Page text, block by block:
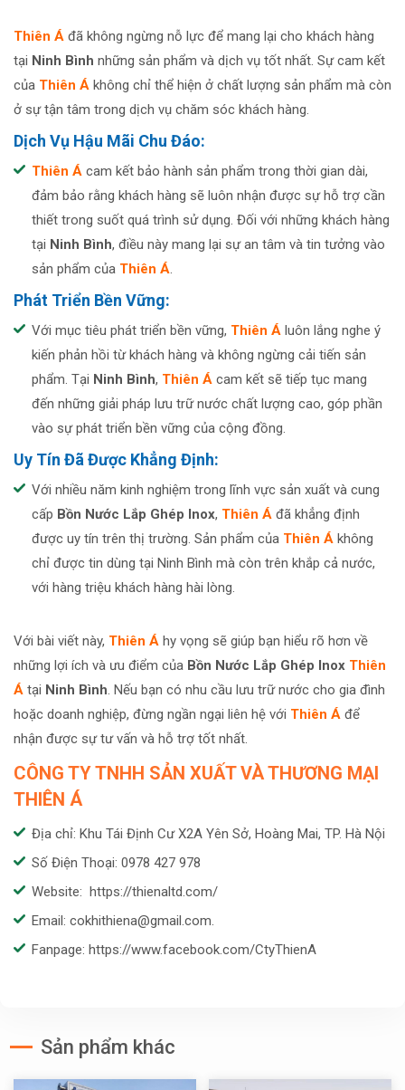
Thiên Á đã không ngừng nỗ lực để mang lại cho khách hàng
tại Ninh Bình những sản phẩm và dịch vụ tốt nhất. Sự cam kết
của Thiên Á không chỉ thể hiện ở chất lượng sản phẩm mà còn
ở sự tận tâm trong dịch vụ chăm sóc khách hàng.
Dịch Vụ Hậu Mãi Chu Đáo:
Thiên Á cam kết bảo hành sản phẩm trong thời gian dài,
đảm bảo rằng khách hàng sẽ luôn nhận được sự hỗ trợ cần
thiết trong suốt quá trình sử dụng. Đối với những khách hàng
tại Ninh Bình, điều này mang lại sự an tâm và tin tưởng vào
sản phẩm của Thiên Á.
Phát Triển Bền Vững:
Với mục tiêu phát triển bền vững, Thiên Á luôn lắng nghe ý
kiến phản hồi từ khách hàng và không ngừng cải tiến sản
phẩm. Tại Ninh Bình, Thiên Á cam kết sẽ tiếp tục mang
đến những giải pháp lưu trữ nước chất lượng cao, góp phần
vào sự phát triển bền vững của cộng đồng.
Uy Tín Đã Được Khẳng Định:
Với nhiều năm kinh nghiệm trong lĩnh vực sản xuất và cung
cấp Bồn Nước Lắp Ghép Inox, Thiên Á đã khẳng định
được uy tín trên thị trường. Sản phẩm của Thiên Á không
chỉ được tin dùng tại Ninh Bình mà còn trên khắp cả nước,
với hàng triệu khách hàng hài lòng.
Với bài viết này, Thiên Á hy vọng sẽ giúp bạn hiểu rõ hơn về
những lợi ích và ưu điểm của Bồn Nước Lắp Ghép Inox Thiên
Á tại Ninh Bình. Nếu bạn có nhu cầu lưu trữ nước cho gia đình
hoặc doanh nghiệp, đừng ngần ngại liên hệ với Thiên Á để
nhận được sự tư vấn và hỗ trợ tốt nhất.
CÔNG TY TNHH SẢN XUẤT VÀ THƯƠNG MẠI
THIÊN Á
Địa chỉ: Khu Tái Định Cư X2A Yên Sở, Hoàng Mai, TP. Hà Nội
Số Điện Thoại: 0978 427 978
Website: https://thienaltd.com/
Email: cokhithiena@gmail.com.
Fanpage: https://www.facebook.com/CtyThienA
Sản phẩm khác